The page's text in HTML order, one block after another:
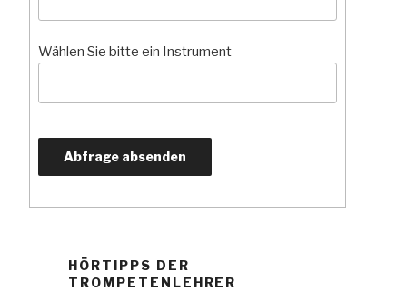
Wählen Sie bitte ein Instrument
HÖRTIPPS DER
TROMPETENLEHRER